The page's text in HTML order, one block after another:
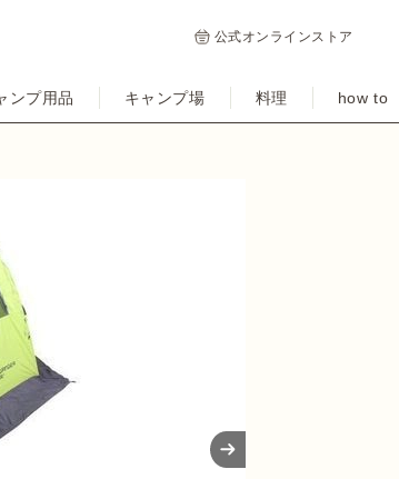
公式オンラインストア
ンプ用品 キャンプ場 料理 how to